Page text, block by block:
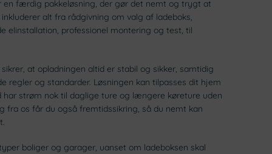
færdig pakkeløsning, der gør det nemt og trygt at
alt fra rådgivning om valg af ladeboks,
elinstallation, professionel montering og test, til
at opladningen altid er stabil og sikker, samtidig
regler og standarder. Løsningen kan tilpasses dit hjem
har strøm nok til daglige ture og længere køreture uden
fra os får du også fremtidssikring, så du nemt kan
boliger og garager, uanset om ladeboksen skal